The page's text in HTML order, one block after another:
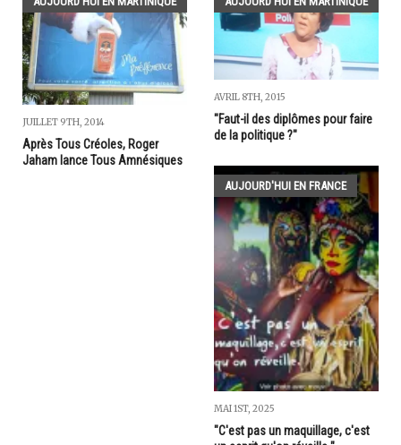
JUILLET 9TH, 2014
Après Tous Créoles, Roger
Jaham lance Tous Amnésiques
AVRIL 8TH, 2015
"Faut-il des diplômes pour faire
de la politique ?"
AUJOURD'HUI EN FRANCE
MAI 1ST, 2025
"C'est pas un maquillage, c'est